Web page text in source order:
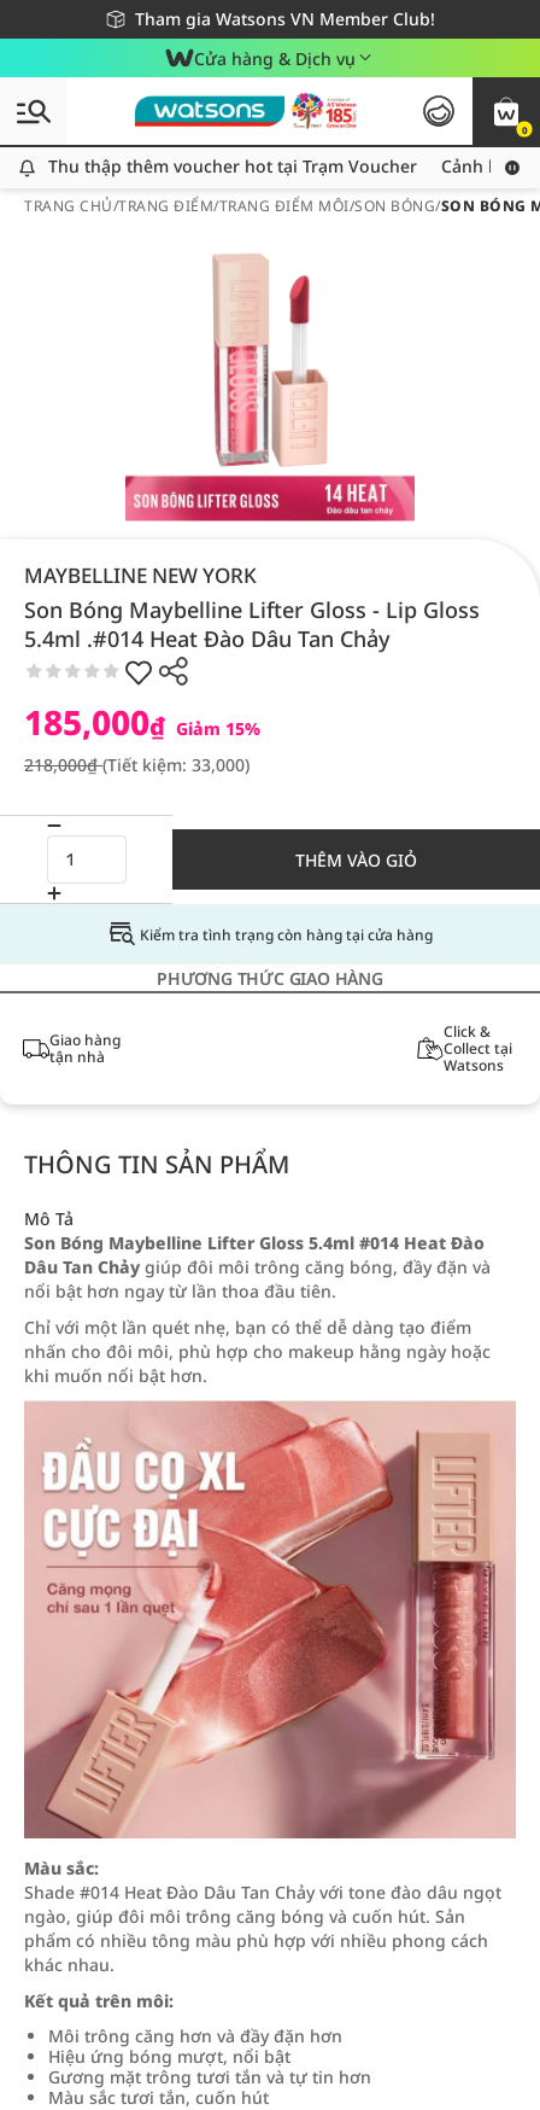
Tham gia Watsons VN Member Club!
Miễn phí giao hàng cho đơn hàng từ 249,000Đ
Giao hàng nhanh 24h - Áp dụng khu vực TP. Hồ Chí Minh
Cửa hàng & Dịch vụ
0
Thu thập thêm voucher hot tại Trạm Voucher
Thu thập thêm voucher hot tại Trạm Voucher Cảnh báo
TRANG CHỦ/TRANG ĐIỂM/TRANG ĐIỂM MÔI/SON BÓNG/SON BÓNG
MAYBELLINE NEW YORK
Son Bóng Maybelline Lifter Gloss - Lip Gloss
5.4ml .#014 Heat Đào Dâu Tan Chảy
185,000₫ Giảm 15%
218,000₫(Tiết kiệm: 33,000)
THÊM VÀO GIỎ
Kiểm tra tình trạng còn hàng tại cửa hàng
PHƯƠNG THỨC GIAO HÀNG
Giao hàng
tận nhà
Click &
Collect tại
Watsons
THÔNG TIN SẢN PHẨM
Mô Tả
Son Bóng Maybelline Lifter Gloss 5.4ml #014 Heat Đào
Dâu Tan Chảy giúp đôi môi trông căng bóng, đầy đặn và
nổi bật hơn ngay từ lần thoa đầu tiên.
Chỉ với một lần quét nhẹ, bạn có thể dễ dàng tạo điểm
nhấn cho đôi môi, phù hợp cho makeup hằng ngày hoặc
khi muốn nổi bật hơn.
Màu sắc:
Shade #014 Heat Đào Dâu Tan Chảy với tone đào dâu ngọt
ngào, giúp đôi môi trông căng bóng và cuốn hút. Sản
phẩm có nhiều tông màu phù hợp với nhiều phong cách
khác nhau.
Kết quả trên môi:
Môi trông căng hơn và đầy đặn hơn
Hiệu ứng bóng mượt, nổi bật
Gương mặt trông tươi tắn và tự tin hơn
Màu sắc tươi tắn, cuốn hút